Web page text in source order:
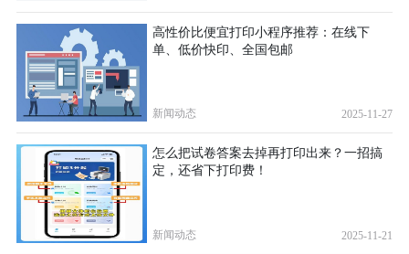
高性价比便宜打印小程序推荐：在线下
单、低价快印、全国包邮
新闻动态 2025-11-27
怎么把试卷答案去掉再打印出来？一招搞
定，还省下打印费！
新闻动态 2025-11-21